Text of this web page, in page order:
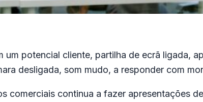
um potencial cliente, partilha de ecrã ligada,
desligada, som mudo, a responder com
comerciais continua a fazer apresentações